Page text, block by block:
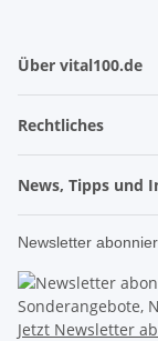
Über vital100.de
Rechtliches
News, Tipps und
Newsletter
Sonderangebote,
Jetzt Newsletter